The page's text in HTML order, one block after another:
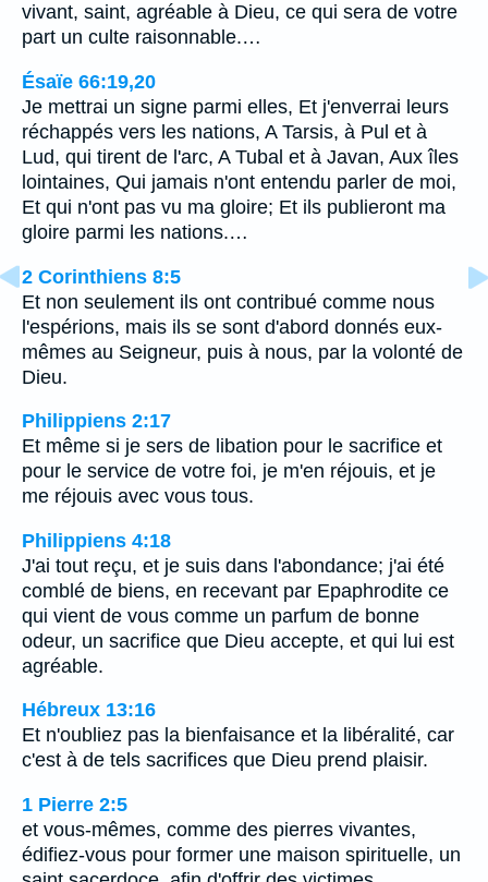
vivant, saint, agréable à Dieu, ce qui sera de votre
part un culte raisonnable.…
Ésaïe 66:19,20
Je mettrai un signe parmi elles, Et j'enverrai leurs
réchappés vers les nations, A Tarsis, à Pul et à
Lud, qui tirent de l'arc, A Tubal et à Javan, Aux îles
lointaines, Qui jamais n'ont entendu parler de moi,
Et qui n'ont pas vu ma gloire; Et ils publieront ma
gloire parmi les nations.…
2 Corinthiens 8:5
Et non seulement ils ont contribué comme nous
l'espérions, mais ils se sont d'abord donnés eux-
mêmes au Seigneur, puis à nous, par la volonté de
Dieu.
Philippiens 2:17
Et même si je sers de libation pour le sacrifice et
pour le service de votre foi, je m'en réjouis, et je
me réjouis avec vous tous.
Philippiens 4:18
J'ai tout reçu, et je suis dans l'abondance; j'ai été
comblé de biens, en recevant par Epaphrodite ce
qui vient de vous comme un parfum de bonne
odeur, un sacrifice que Dieu accepte, et qui lui est
agréable.
Hébreux 13:16
Et n'oubliez pas la bienfaisance et la libéralité, car
c'est à de tels sacrifices que Dieu prend plaisir.
1 Pierre 2:5
et vous-mêmes, comme des pierres vivantes,
édifiez-vous pour former une maison spirituelle, un